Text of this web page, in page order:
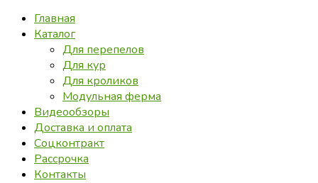
Главная
Каталог
Для перепелов
Для кур
Для кроликов
Модульная ферма
Видеообзоры
Доставка и оплата
Соцконтракт
Рассрочка
Контакты